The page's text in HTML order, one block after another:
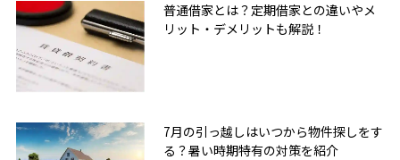
普通借家とは？定期借家との違いやメ
リット・デメリットも解説！
7月の引っ越しはいつから物件探しをす
る？暑い時期特有の対策を紹介